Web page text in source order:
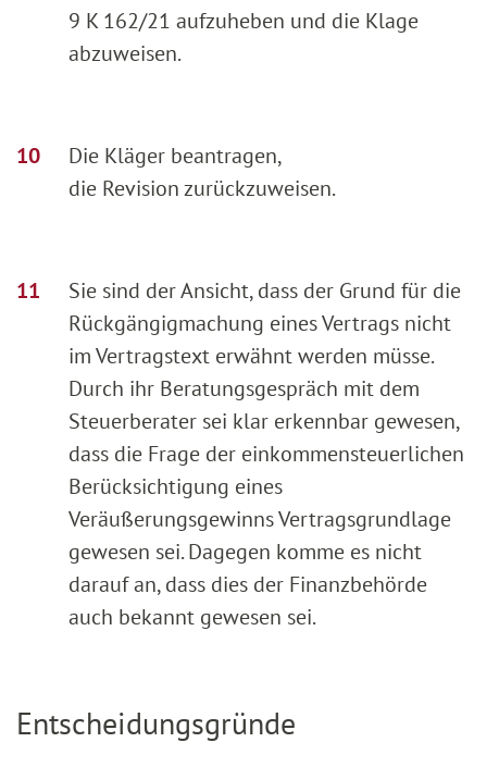
9 K 162/21 aufzuheben und die Klage
abzuweisen.
Die Kläger beantragen,
die Revision zurückzuweisen.
Sie sind der Ansicht, dass der Grund für die
Rückgängigmachung eines Vertrags nicht
im Vertragstext erwähnt werden müsse.
Durch ihr Beratungsgespräch mit dem
Steuerberater sei klar erkennbar gewesen,
dass die Frage der einkommensteuerlichen
Berücksichtigung eines
Veräußerungsgewinns Vertragsgrundlage
gewesen sei. Dagegen komme es nicht
darauf an, dass dies der Finanzbehörde
auch bekannt gewesen sei.
Entscheidungsgründe